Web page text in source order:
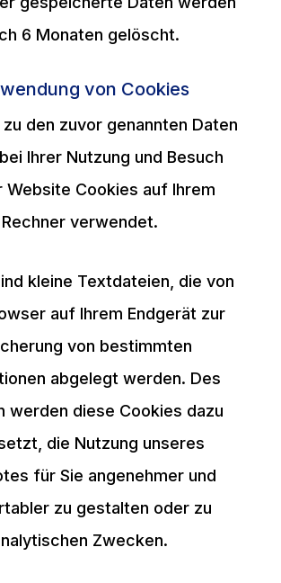
6 Monaten gelöscht.
von Cookies
den zuvor genannten Daten
Ihrer Nutzung und Besuch
Website Cookies auf Ihrem
Rechner verwendet.
kleine Textdateien, die von
auf Ihrem Endgerät zur
von bestimmten
abgelegt werden. Des
werden diese Cookies dazu
die Nutzung unseres
für Sie angenehmer und
zu gestalten oder zu
Zwecken.